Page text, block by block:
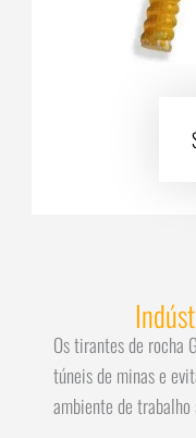
Os tirantes de rocha
túneis de minas e
ambiente de trabalho